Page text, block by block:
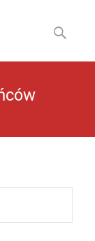
to
content
Szukaj: